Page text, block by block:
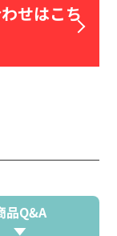
せはこち
品Q&A